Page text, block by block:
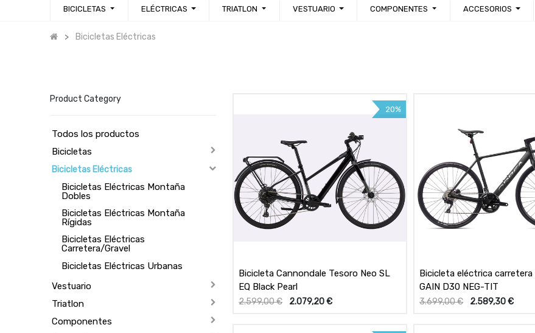
BICICLETAS ELÉCTRICAS TRIATLON VESTUARIO COMPONENTES ACCESORIOS
Bicicletas Eléctricas
Product Category
Todos los productos
Bicicletas
Bicicletas Eléctricas
Bicicletas Eléctricas Montaña
Dobles
Bicicletas Eléctricas Montaña
Rígidas
Bicicletas Eléctricas
Carretera/Gravel
Bicicletas Eléctricas Urbanas
Vestuario
Triatlon
Componentes
20%
Bicicleta Cannondale Tesoro Neo SL
EQ Black Pearl
2.599,00€ 2.079,20€
Bicicleta eléctrica carretera
GAIN D30 NEG-TIT
3.699,00€ 2.589,30€